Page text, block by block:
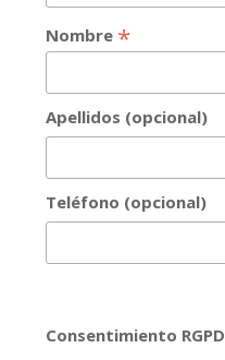
Nombre *
Apellidos (opcional)
Teléfono (opcional)
Consentimiento RGPD